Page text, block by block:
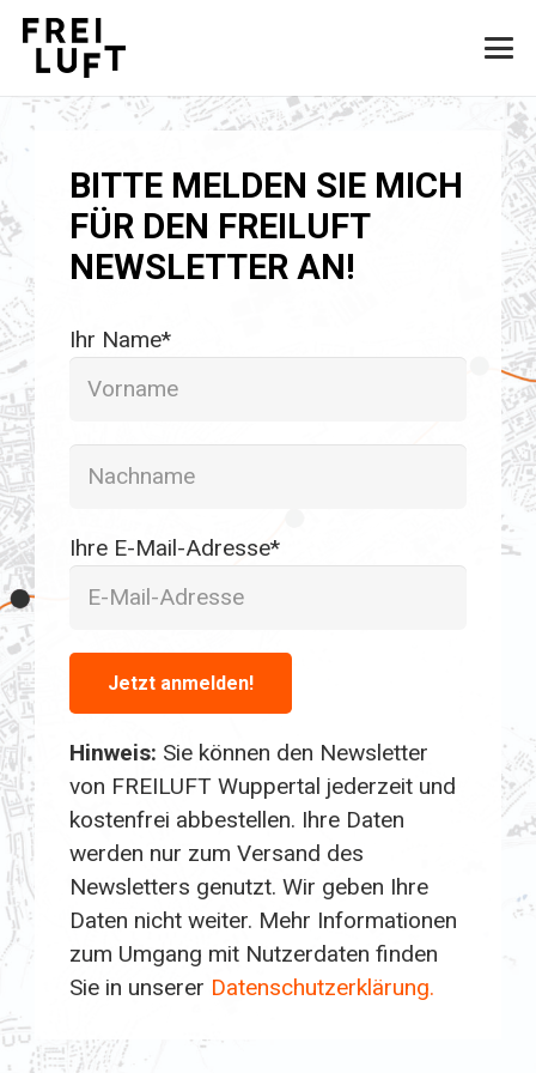
BITTE MELDEN SIE MICH
FÜR DEN FREILUFT
NEWSLETTER AN!
Ihr Name*
Ihre E-Mail-Adresse*
Hinweis: Sie können den Newsletter
von FREILUFT Wuppertal jederzeit und
kostenfrei abbestellen. Ihre Daten
werden nur zum Versand des
Newsletters genutzt. Wir geben Ihre
Daten nicht weiter. Mehr Informationen
zum Umgang mit Nutzerdaten finden
Sie in unserer Datenschutzerklärung.